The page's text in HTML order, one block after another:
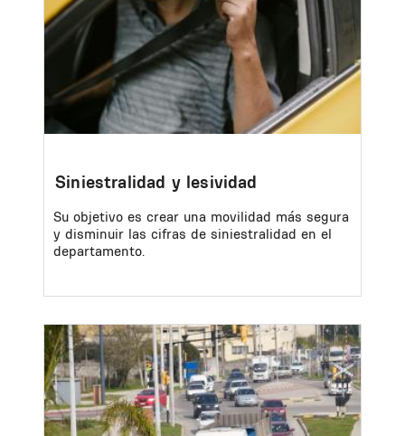
Siniestralidad y lesividad
Su objetivo es crear una movilidad más segura
y disminuir las cifras de siniestralidad en el
departamento.
Image